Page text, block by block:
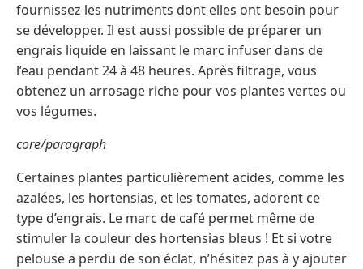
fournissez les nutriments dont elles ont besoin pour
se développer. Il est aussi possible de préparer un
engrais liquide en laissant le marc infuser dans de
l’eau pendant 24 à 48 heures. Après filtrage, vous
obtenez un arrosage riche pour vos plantes vertes ou
vos légumes.
core/paragraph
Certaines plantes particulièrement acides, comme les
azalées, les hortensias, et les tomates, adorent ce
type d’engrais. Le marc de café permet même de
stimuler la couleur des hortensias bleus ! Et si votre
pelouse a perdu de son éclat, n’hésitez pas à y ajouter